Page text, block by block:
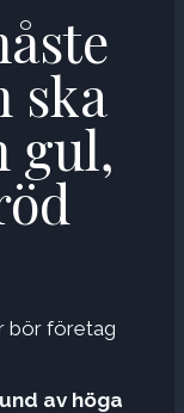
ska
gul,
bör företag
av höga